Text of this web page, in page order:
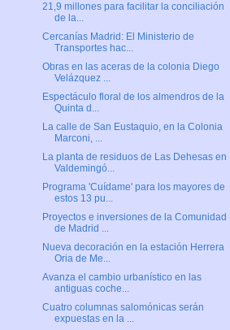
21,9 millones para facilitar la conciliación
de la...
Cercanías Madrid: El Ministerio de
Transportes hac...
Obras en las aceras de la colonia Diego
Velázquez ...
Espectáculo floral de los almendros de la
Quinta d...
La calle de San Eustaquio, en la Colonia
Marconi, ...
La planta de residuos de Las Dehesas en
Valdemingó...
Programa 'Cuídame' para los mayores de
estos 13 pu...
Proyectos e inversiones de la Comunidad
de Madrid ...
Nueva decoración en la estación Herrera
Oria de Me...
Avanza el cambio urbanístico en las
antiguas coche...
Cuatro columnas salomónicas serán
expuestas en la ...